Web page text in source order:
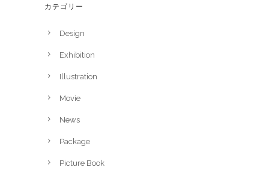
カテゴリー
Design
Exhibition
Illustration
Movie
News
Package
Picture Book